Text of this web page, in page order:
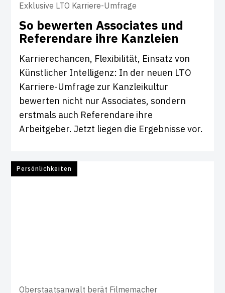
Exklusive LTO Karriere-Umfrage
So bewerten Asso­ciates und
Refe­ren­dare ihre Kanz­leien
Karrierechancen, Flexibilität, Einsatz von
Künstlicher Intelligenz: In der neuen LTO
Karriere-Umfrage zur Kanzleikultur
bewerten nicht nur Associates, sondern
erstmals auch Referendare ihre
Arbeitgeber. Jetzt liegen die Ergebnisse vor.
Persönlichkeiten
Oberstaatsanwalt berät Filmemacher